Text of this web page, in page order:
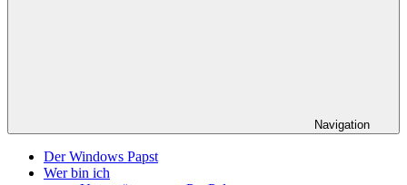
Navigation
Der Windows Papst
Wer bin ich